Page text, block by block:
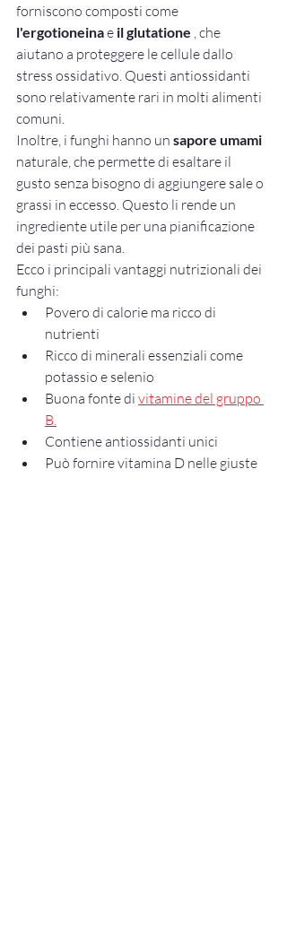
forniscono composti come
l'ergotioneina e il glutatione , che
aiutano a proteggere le cellule dallo
stress ossidativo. Questi antiossidanti
sono relativamente rari in molti alimenti
comuni.
Inoltre, i funghi hanno un sapore umami
naturale, che permette di esaltare il
gusto senza bisogno di aggiungere sale o
grassi in eccesso. Questo li rende un
ingrediente utile per una pianificazione
dei pasti più sana.
Ecco i principali vantaggi nutrizionali dei
funghi:
Povero di calorie ma ricco di
nutrienti
Ricco di minerali essenziali come
potassio e selenio
Buona fonte di vitamine del gruppo
B.
Contiene antiossidanti unici
Può fornire vitamina D nelle giuste